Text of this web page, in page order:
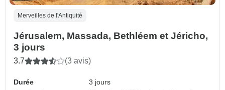
Merveilles de l'Antiquité
Jérusalem, Massada, Bethléem et Jéricho,
3 jours
3.7 (3 avis)
Durée
3 jours